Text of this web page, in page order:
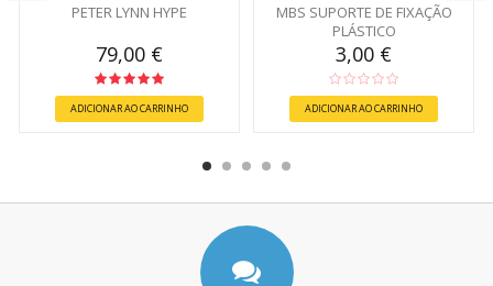
PETER LYNN HYPE
79,00 €
ADICIONAR AO CARRINHO
MBS SUPORTE DE FIXAÇÃO
PLÁSTICO
3,00 €
ADICIONAR AO CARRINHO